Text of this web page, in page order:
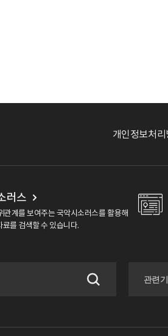
개인정보처
러스
관계를 보여주는 국악시소러스를 활용해
료를 검색할 수 있습니다.